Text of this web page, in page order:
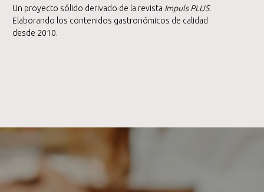
Un proyecto sólido derivado de la revista Impuls PLUS.
Elaborando los contenidos gastronómicos de calidad
desde 2010.